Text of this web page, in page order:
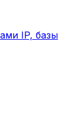
IP, базы